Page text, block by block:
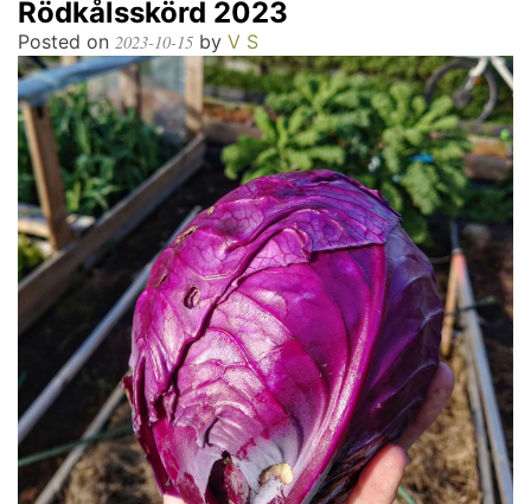
Rödkålsskörd 2023
Posted on 2023-10-15 by V S